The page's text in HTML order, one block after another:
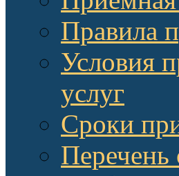
Правила
Условия
услуг
Сроки
Перечень